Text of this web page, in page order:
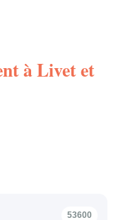
àLivetet
53600